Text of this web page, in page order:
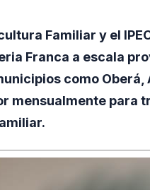
Familiar y el
Franca a escala
como Oberá,
mensualmente para